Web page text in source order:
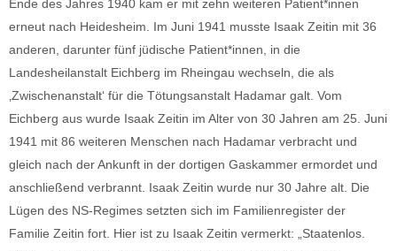
Ende des Jahres 1940 kam er mit zehn weiteren Patient*innen
erneut nach Heidesheim. Im Juni 1941 musste Isaak Zeitin mit 36
anderen, darunter fünf jüdische Patient*innen, in die
Landesheilanstalt Eichberg im Rheingau wechseln, die als
‚Zwischenanstalt‘ für die Tötungsanstalt Hadamar galt. Vom
Eichberg aus wurde Isaak Zeitin im Alter von 30 Jahren am 25. Juni
1941 mit 86 weiteren Menschen nach Hadamar verbracht und
gleich nach der Ankunft in der dortigen Gaskammer ermordet und
anschließend verbrannt. Isaak Zeitin wurde nur 30 Jahre alt. Die
Lügen des NS-Regimes setzten sich im Familienregister der
Familie Zeitin fort. Hier ist zu Isaak Zeitin vermerkt: „Staatenlos.